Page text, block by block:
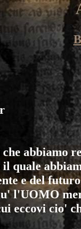
abbiamo
il quale
e del
l'UOMO
eccovi cio'